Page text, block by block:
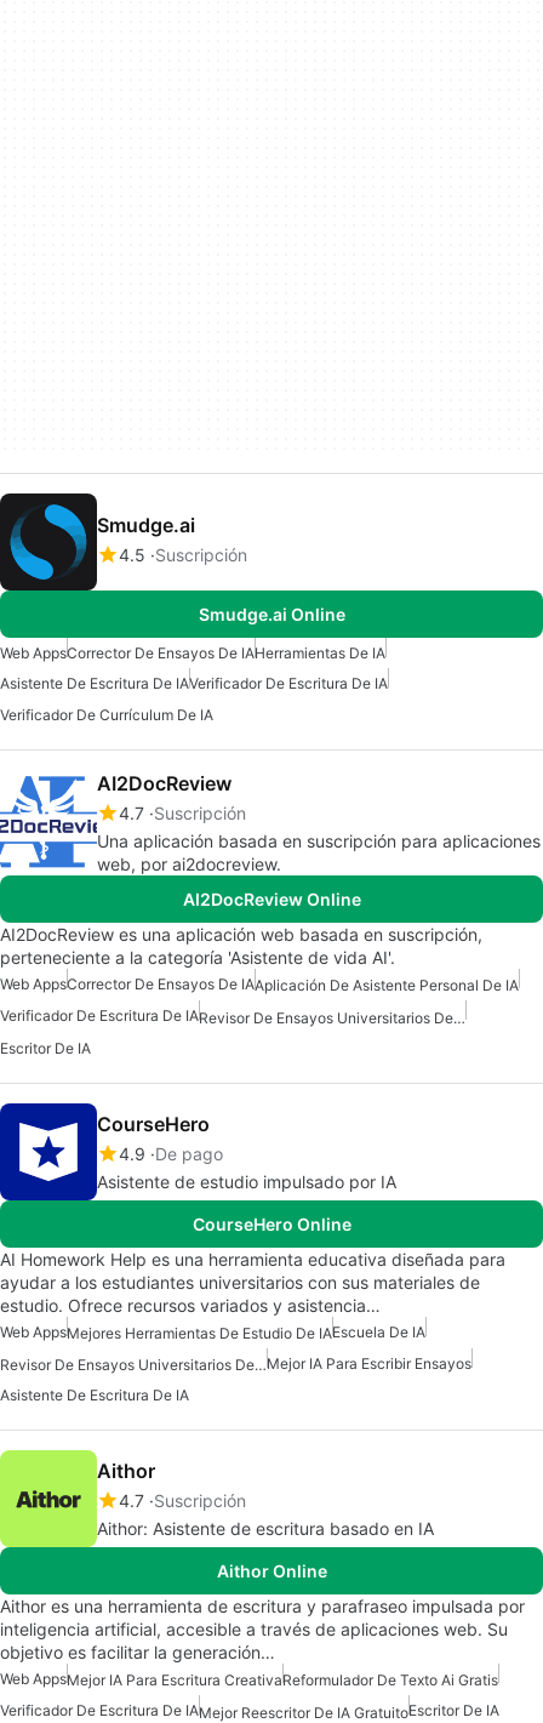
Smudge.ai
4.5 Suscripción
Smudge.ai Online
Web AppsCorrector De Ensayos De IAHerramientas De IA
Asistente De Escritura De IAVerificador De Escritura De IA
Verificador De Currículum De IA
AI2DocReview
4.7 Suscripción
Una aplicación basada en suscripción para aplicaciones
web, por ai2docreview.
AI2DocReview Online
AI2DocReview es una aplicación web basada en suscripción,
perteneciente a la categoría 'Asistente de vida AI'.
Web AppsCorrector De Ensayos De IAAplicación De Asistente Personal De IA
Verificador De Escritura De IA
Revisor De Ensayos Universitarios De IA
Escritor De IA
CourseHero
4.9 De pago
Asistente de estudio impulsado por IA
CourseHero Online
AI Homework Help es una herramienta educativa diseñada para
ayudar a los estudiantes universitarios con sus materiales de
estudio. Ofrece recursos variados y asistencia…
Web AppsMejores Herramientas De Estudio De IAEscuela De IA
Revisor De Ensayos Universitarios De IAMejor IA Para Escribir Ensayos
Asistente De Escritura De IA
Aithor
4.7 Suscripción
Aithor: Asistente de escritura basado en IA
Aithor Online
Aithor es una herramienta de escritura y parafraseo impulsada por
inteligencia artificial, accesible a través de aplicaciones web. Su
objetivo es facilitar la generación…
Web AppsMejor IA Para Escritura CreativaReformulador De Texto Ai Gratis
Verificador De Escritura De IAMejor Reescritor De IA GratuitoEscritor De IA